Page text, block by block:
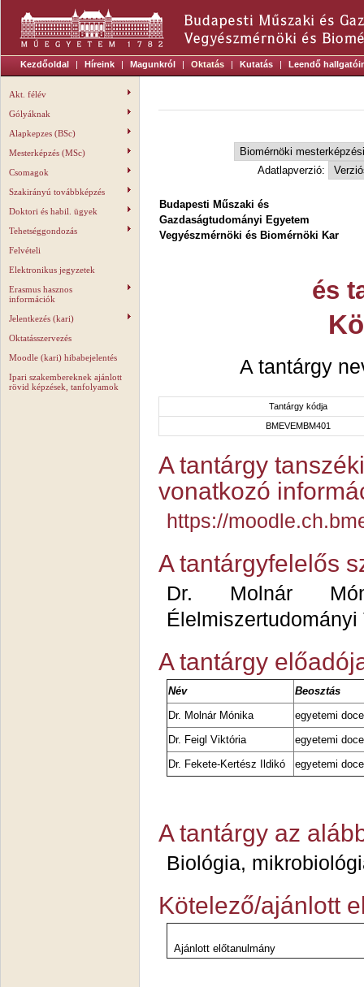
Kezdőoldal | Híreink | Magunkról | Oktatás | Kutatás | Leendő
Akt. félév
Gólyáknak
Alapkepzes (BSc)
Mesterképzés (MSc)
Csomagok
Szakirányú továbbképzés
Doktori és habil. ügyek
Tehetséggondozás
Felvételi
Elektronikus jegyzetek
Erasmus hasznos
információk
Jelentkezés (kari)
Oktatásszervezés
Moodle (kari) hibabejelentés
Ipari szakembereknek ajánlott
rövid képzések, tanfolyamok
Adatlapverzió:
Budapesti Műszaki és
Gazdaságtudományi Egyetem
Vegyészmérnöki és Biomérnöki Kar
és
A tantárgy
Tantárgy kódja
BMEVEMBM401
A tantárgy
vonatkozó
https://
A tantárgyfelelős
Dr. Molnár
Élelmiszertudományi
A tantárgy
Név
Beosztás
Dr. Molnár Mónika
egyetemi
Dr. Feigl Viktória
egyetemi
Dr. Fekete-Kertész Ildikó
egyetemi
A tantárgy az
Biológia,
Kötelező/ajánlott
Ajánlott előtanulmány